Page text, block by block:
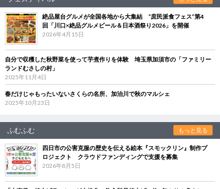
絶品屋台グルメが全国各地から大集結 “庶民派食フェス”第4
回「川口×絶品グルメビール＆日本酒祭り2026」を開催
2026年4月15日
自分で収穫した秋野菜を使って芋煮作りを体験 埼玉県加須市の「ファミリー
ランドむさしの村」
2025年11月4日
春だけじゃもったいないさくらの名所、加治川で秋のマルシェ
2025年10月23日
ふむふむ もっと見る
四日市の公害克服の歴史を伝える絵本『スモックリン』制作プ
ロジェクト クラウドファンディングで支援を募集
2026年8月5日